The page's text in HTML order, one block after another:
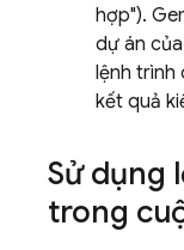
hợp").
dự án
lệnh trình
kết quả
Sử dụng
trong